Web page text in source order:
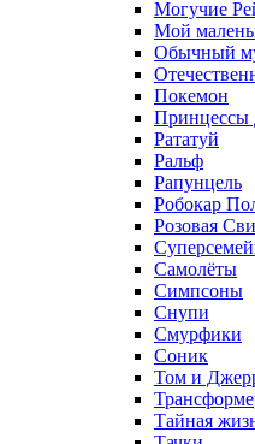
Могучие
Мой
Обычный
Покемон
Принцессы
Рататуй
Ральф
Рапунцель
Робокар
Розовая
Самолёты
Симпсоны
Снупи
Смурфики
Соник
Том и
Тайная